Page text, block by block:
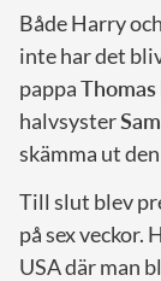
Både Harry
inte har det
pappaThomas
halvsyster
skämma ut
Till slut blev
på sex veckor.
USA där man